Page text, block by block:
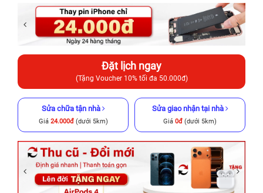
Đặt lịch ngay
(Tặng Voucher 10% tối đa 50.000đ)
Sửa chữa tận nhà
Giá 24.000đ(dưới 5km)
Sửa giao nhận tại nhà
Giá 0đ (dưới 5km)